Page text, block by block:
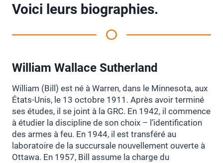
Voici leurs biographies.
William Wallace Sutherland
William (Bill) est né à Warren, dans le Minnesota, aux
États-Unis, le 13 octobre 1911. Après avoir terminé
ses études, il se joint à la GRC. En 1942, il commence
à étudier la discipline de son choix – l’identification
des armes à feu. En 1944, il est transféré au
laboratoire de la succursale nouvellement ouverte à
Ottawa. En 1957, Bill assume la charge du